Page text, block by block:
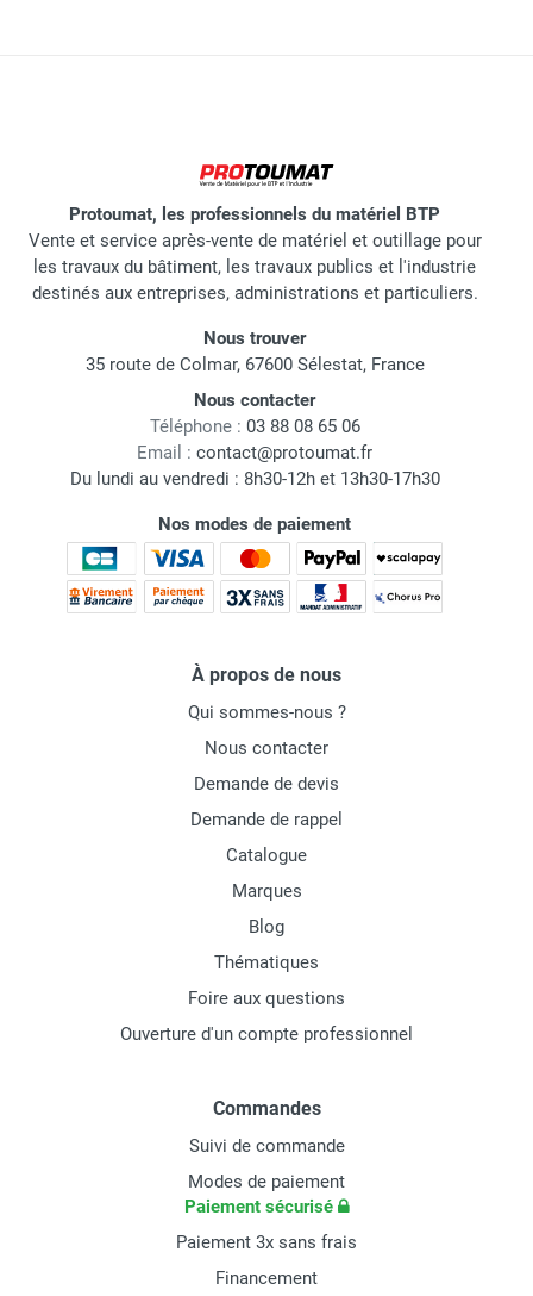
Protoumat, les professionnels du matériel BTP
Vente et service après-vente de matériel et outillage pour
les travaux du bâtiment, les travaux publics et l'industrie
destinés aux entreprises, administrations et particuliers.
Nous trouver
35 route de Colmar, 67600 Sélestat, France
Nous contacter
Téléphone : 03 88 08 65 06
Email : contact@protoumat.fr
Du lundi au vendredi : 8h30-12h et 13h30-17h30
Nos modes de paiement
À propos de nous
Qui sommes-nous ?
Nous contacter
Demande de devis
Demande de rappel
Catalogue
Marques
Blog
Thématiques
Foire aux questions
Ouverture d'un compte professionnel
Commandes
Suivi de commande
Modes de paiement
Paiement sécurisé
Paiement 3x sans frais
Financement